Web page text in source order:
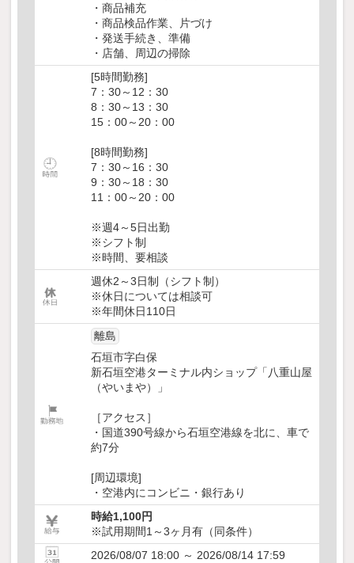
・商品補充
・商品検品作業、片づけ
・発送手続き、準備
・店舗、周辺の掃除
[5時間勤務]
7：30～12：30
8：30～13：30
15：00～20：00
[8時間勤務]
7：30～16：30
9：30～18：30
11：00～20：00
※週4～5日出勤
※シフト制
※時間、要相談
週休2～3日制（シフト制）
※休日については相談可
※年間休日110日
離島
石垣市字白保
新石垣空港ターミナル内ショップ「八重山屋
（やいまや）」
［アクセス］
・国道390号線から石垣空港線を北に、車で
約7分
[周辺環境]
・空港内にコンビニ・銀行あり
時給1,100円
※試用期間1～3ヶ月有（同条件）
2026/08/07 18:00 ～ 2026/08/14 17:59